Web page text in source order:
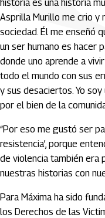
historia es una historia
Asprilla Murillo me crio y
sociedad. Él me enseñó
un ser humano es hacer
donde uno aprende a
todo el mundo con sus
y sus desaciertos. Yo
por el bien de la
“Por eso me gustó ser
resistencia’, porque
de violencia también era
nuestras historias con
Para Máxima ha sido
los Derechos de las